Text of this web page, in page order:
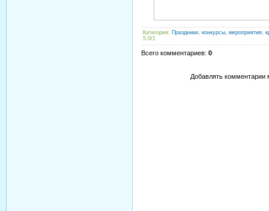
Категория: Праздники, конкурсы, мероприятия,
5.0/1
Всего комментариев: 0
Добавлять комментарии